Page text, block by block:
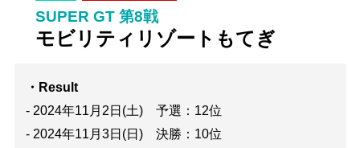
SUPER GT 第8戦
モビリティリゾートもてぎ
・Result
- 2024年11月2日(土) 予選：12位
- 2024年11月3日(日) 決勝：10位